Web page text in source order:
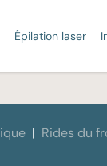
Épilation laser
SUR
Expériences
au laserRides du